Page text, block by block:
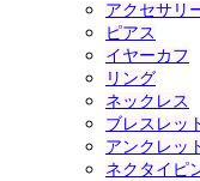
アクセサリ
ピアス
イヤーカフ
リング
ネックレス
ブレスレッ
アンクレッ
ネクタイピ